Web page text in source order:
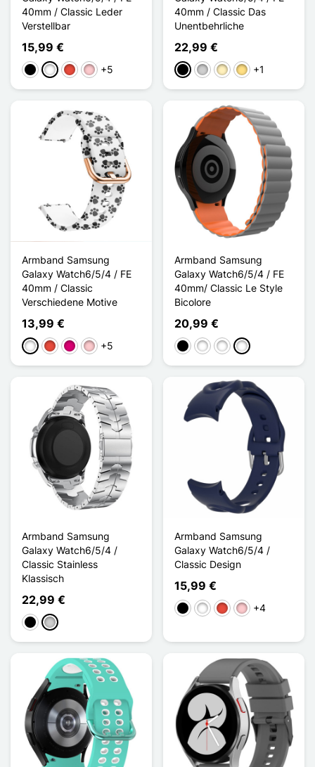
40mm / Classic Leder
Verstellbar
15,99 €
Schwarz
WeißRot Pink+5
40mm / Classic Das
Unentbehrliche
22,99 €
Schwarz
SilberGoldenGold / Silber
+1
Armband Samsung
Galaxy Watch6/5/4 / FE
40mm / Classic
Verschiedene Motive
13,99 €
WeißRot Magenta
Pink+5
Armband Samsung
Galaxy Watch6/5/4 / FE
40mm/ Classic Le Style
Bicolore
20,99 €
SchwarzNoir/Jaune
Noir/Orange
Gris/Orange
Armband Samsung
Galaxy Watch6/5/4 /
Classic Stainless
Klassisch
22,99 €
Schwarz
Silber
Armband Samsung
Galaxy Watch6/5/4 /
Classic Design
15,99 €
Schwarz
WeißRot Pink+4